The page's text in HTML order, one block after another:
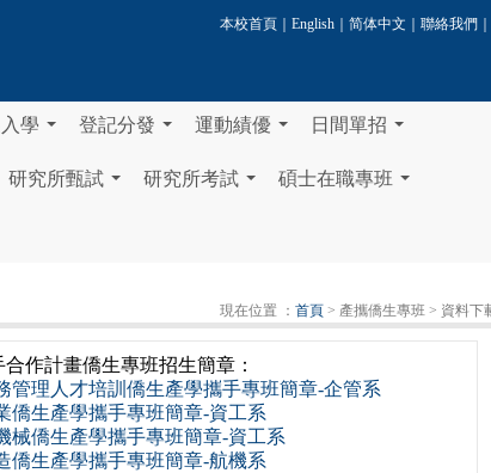
本校首頁 ｜English ｜简体中文 ｜聯絡我們
學 登記分發 運動績優 日間單招
研究所甄試 研究所考試 碩士在職專班
現在位置 ： 首頁 > 產攜僑生專班 > 資料下
作計畫僑生專班招生簡章：
管理人才培訓僑生產學攜手專班簡章-企管系
僑生產學攜手專班簡章-資工系
械僑生產學攜手專班簡章-資工系
僑生產學攜手專班簡章-航機系